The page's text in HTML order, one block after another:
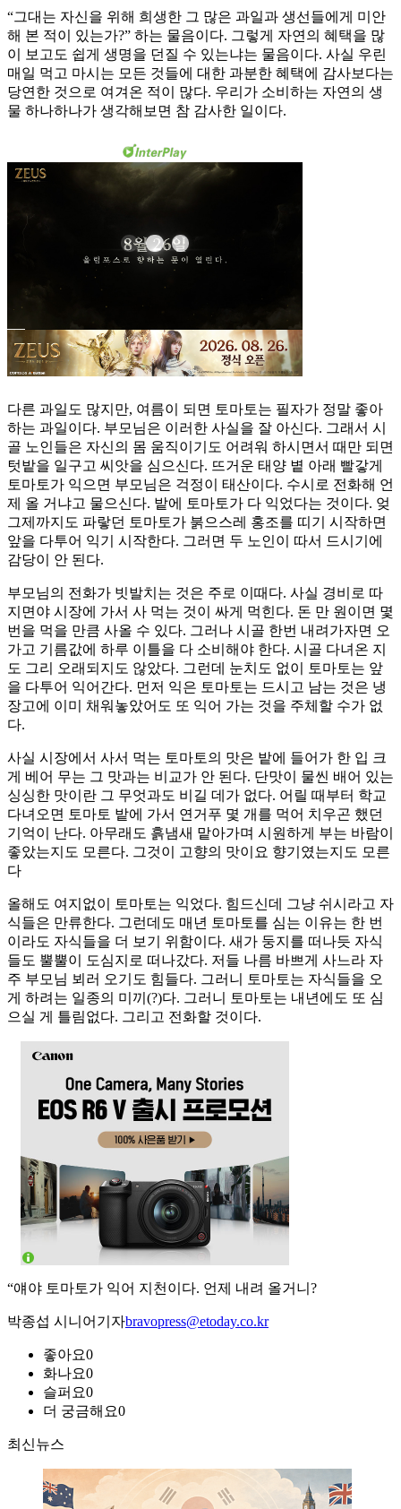
“그대는 자신을 위해 희생한 그 많은 과일과 생선들에게 미안
해 본 적이 있는가?” 하는 물음이다. 그렇게 자연의 혜택을 많
이 보고도 쉽게 생명을 던질 수 있는냐는 물음이다. 사실 우린
매일 먹고 마시는 모든 것들에 대한 과분한 혜택에 감사보다는
당연한 것으로 여겨온 적이 많다. 우리가 소비하는 자연의 생
물 하나하나가 생각해보면 참 감사한 일이다.
다른 과일도 많지만, 여름이 되면 토마토는 필자가 정말 좋아
하는 과일이다. 부모님은 이러한 사실을 잘 아신다. 그래서 시
골 노인들은 자신의 몸 움직이기도 어려워 하시면서 때만 되면
텃밭을 일구고 씨앗을 심으신다. 뜨거운 태양 볕 아래 빨갛게
토마토가 익으면 부모님은 걱정이 태산이다. 수시로 전화해 언
제 올 거냐고 물으신다. 밭에 토마토가 다 익었다는 것이다. 엊
그제까지도 파랗던 토마토가 붉으스레 홍조를 띠기 시작하면
앞을 다투어 익기 시작한다. 그러면 두 노인이 따서 드시기에
감당이 안 된다.
부모님의 전화가 빗발치는 것은 주로 이때다. 사실 경비로 따
지면야 시장에 가서 사 먹는 것이 싸게 먹힌다. 돈 만 원이면 몇
번을 먹을 만큼 사올 수 있다. 그러나 시골 한번 내려가자면 오
가고 기름값에 하루 이틀을 다 소비해야 한다. 시골 다녀온 지
도 그리 오래되지도 않았다. 그런데 눈치도 없이 토마토는 앞
을 다투어 익어간다. 먼저 익은 토마토는 드시고 남는 것은 냉
장고에 이미 채워놓았어도 또 익어 가는 것을 주체할 수가 없
다.
사실 시장에서 사서 먹는 토마토의 맛은 밭에 들어가 한 입 크
게 베어 무는 그 맛과는 비교가 안 된다. 단맛이 물씬 배어 있는
싱싱한 맛이란 그 무엇과도 비길 데가 없다. 어릴 때부터 학교
다녀오면 토마토 밭에 가서 연거푸 몇 개를 먹어 치우곤 했던
기억이 난다. 아무래도 흙냄새 맡아가며 시원하게 부는 바람이
좋았는지도 모른다. 그것이 고향의 맛이요 향기였는지도 모른
다
올해도 여지없이 토마토는 익었다. 힘드신데 그냥 쉬시라고 자
식들은 만류한다. 그런데도 매년 토마토를 심는 이유는 한 번
이라도 자식들을 더 보기 위함이다. 새가 둥지를 떠나듯 자식
들도 뿔뿔이 도심지로 떠나갔다. 저들 나름 바쁘게 사느라 자
주 부모님 뵈러 오기도 힘들다. 그러니 토마토는 자식들을 오
게 하려는 일종의 미끼(?)다. 그러니 토마토는 내년에도 또 심
으실 게 틀림없다. 그리고 전화할 것이다.
“얘야 토마토가 익어 지천이다. 언제 내려 올거니?
박종섭 시니어기자bravopress@etoday.co.kr
좋아요0
화나요0
슬퍼요0
더 궁금해요0
최신뉴스